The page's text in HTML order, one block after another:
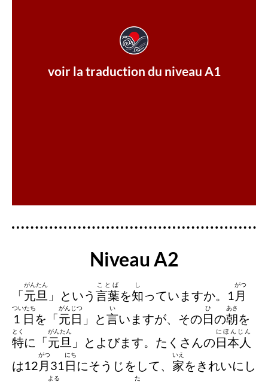
voir la traduction du niveau A1
devient propre. Le soir, après avoir mangé des
nouilles soba, on va au temple pour frapper la
cloche 108 fois. Le 1er janvier est le jour de l'an. Et
on appelle le matin du 1er janvier « gantan ». C'est
Niveau A2
「元旦
がんたん
」という 言葉
ことば
を知
し
っていますか。1 月
がつ
1日
ついたち
を「元日
がんじつ
」と言
い
いますが、その日
ひ
の朝
あさ
を
特
とく
に「元旦
がんたん
」とよびます。たくさんの日本人
にほんじん
は12 月
がつ
31日
にち
にそうじをして、 家
いえ
をきれいにし
よる た